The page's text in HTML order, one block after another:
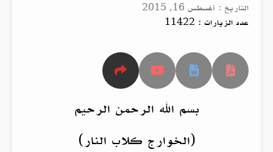
التاريخ : أغسطس 16, 2015
عدد الزيارات : 11422
بسم الله الرحمن الرحيم
(الخوارج كلاب النار)